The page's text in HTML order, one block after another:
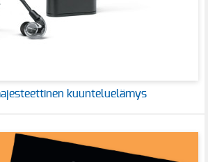
kuunteluelämys